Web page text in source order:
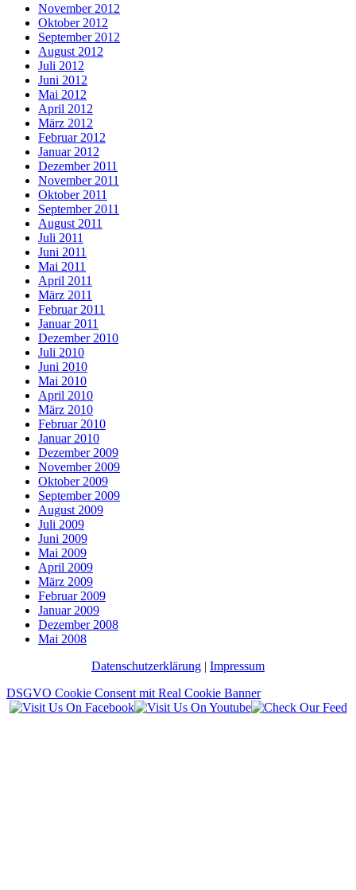
November 2012
Oktober 2012
September 2012
August 2012
Juli 2012
Juni 2012
Mai 2012
April 2012
März 2012
Februar 2012
Januar 2012
Dezember 2011
November 2011
Oktober 2011
September 2011
August 2011
Juli 2011
Juni 2011
Mai 2011
April 2011
März 2011
Februar 2011
Januar 2011
Dezember 2010
Juli 2010
Juni 2010
Mai 2010
April 2010
März 2010
Februar 2010
Januar 2010
Dezember 2009
November 2009
Oktober 2009
September 2009
August 2009
Juli 2009
Juni 2009
Mai 2009
April 2009
März 2009
Februar 2009
Januar 2009
Dezember 2008
Mai 2008
Datenschutzerklärung | Impressum
DSGVO Cookie Consent mit Real Cookie Banner